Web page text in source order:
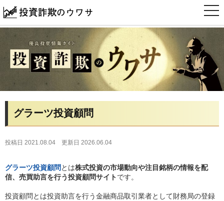
t
o
g
a
i
a
グラーツ投資顧問
投稿日 2021.08.04 更新日 2026.06.04
グラーツ投資顧問 とは株式投資の市場動向や注目銘柄の情報を配
信、売買助言を行う投資顧問サイトです。
投資顧問とは投資助言を行う金融商品取引業者として財務局の登録